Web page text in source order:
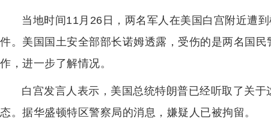
当地时间11月26日，两名军人在美国白宫附近遭
件。美国国土安全部部长诺姆透露，受伤的是两名国
作，进一步了解情况。
白宫发言人表示，美国总统特朗普已经听取了关
态。据华盛顿特区警察局的消息，嫌疑人已被拘留。